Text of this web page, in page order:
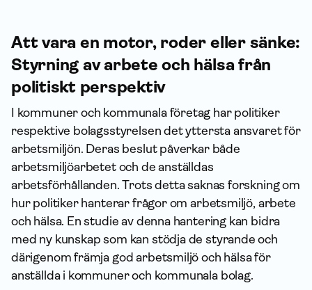
Att vara en motor, roder eller sänke:
Styrning av arbete och hälsa från
politiskt perspektiv
I kommuner och kommunala företag har politiker
respektive bolagsstyrelsen det yttersta ansvaret för
arbetsmiljön. Deras beslut påverkar både
arbetsmiljöarbetet och de anställdas
arbetsförhållanden. Trots detta saknas forskning om
hur politiker hanterar frågor om arbetsmiljö, arbete
och hälsa. En studie av denna hantering kan bidra
med ny kunskap som kan stödja de styrande och
därigenom främja god arbetsmiljö och hälsa för
anställda i kommuner och kommunala bolag.